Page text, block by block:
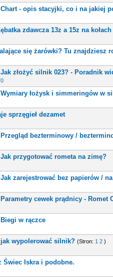
Chart - opis stacyjki, co i na jakiej
zdawcza 13z a 15z na kołach
się żarówki? Tu znajdziesz
Jak złożyć silnik 023? - Poradnik
Wymiary łożysk i simmeringów w
sprzęgieł dezamet
Przegląd bezterminowy /
Jak przygotować rometa na zimę?
Jak zarejestrować bez papierów /
Parametry cewek prądnicy - Romet
Biegi w rączce
jak wypolerować silnik? (Stron:1 2 )
Świec Iskra i podobne.